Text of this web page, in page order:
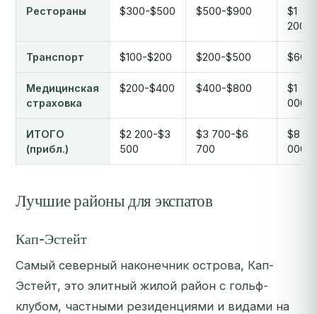
Рестораны $300-$500 $500-$900
$1
200+
Транспорт $100-$200 $200-$500
Медицинская
страховка
$200-$400 $400-$800
$1
000+
ИТОГО
(прибл.)
$2 200-$3
500
$3 700-$6
700
$8
000+
Лучшие районы для экспатов
Кап-Эстейт
Самый северный наконечник острова, Кап-
Эстейт, это элитный жилой район с гольф-
клубом, частными резиденциями и видами на